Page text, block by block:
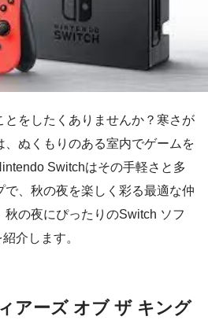
とをしたくありませんか？寒さが
ぬくもりのある室内でゲームを
Switchはその手軽さと多
、秋の夜を楽しく彩る最適な仲
秋の夜にぴったりのSwitch ソフ
介します。
アーズ オブ ザ キング